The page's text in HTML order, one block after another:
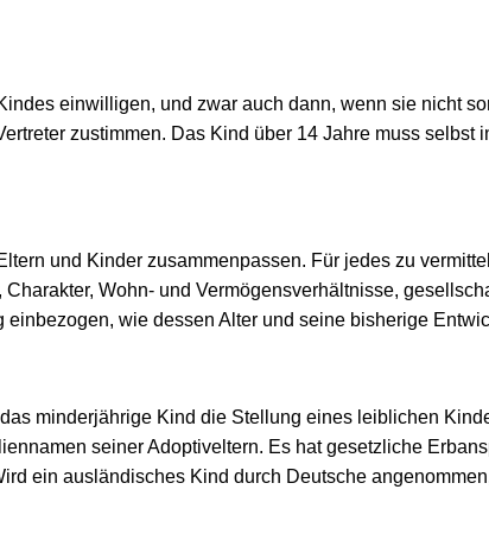
einwilligen, und zwar auch dann, wenn sie nicht
zustimmen. Das Kind über 14 Jahre muss
und Kinder zusammenpassen. Für jedes zu
Wohn- und Vermögensverhältnisse,
wie dessen Alter und seine bisherige
minderjährige Kind die Stellung eines leiblichen
seiner Adoptiveltern. Es hat gesetzliche
ein ausländisches Kind durch Deutsche